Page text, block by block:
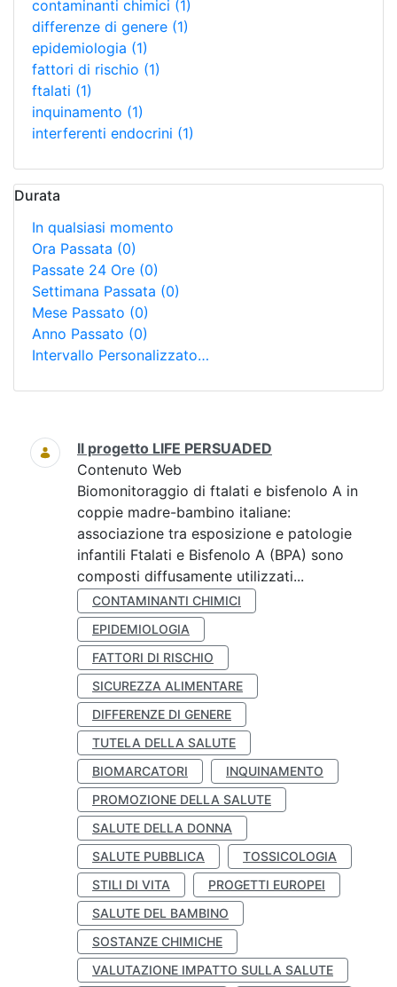
contaminanti chimici (1)
differenze di genere (1)
epidemiologia (1)
fattori di rischio (1)
ftalati (1)
inquinamento (1)
interferenti endocrini (1)
Durata
In qualsiasi momento
Ora Passata (0)
Passate 24 Ore (0)
Settimana Passata (0)
Mese Passato (0)
Anno Passato (0)
Intervallo Personalizzato…
Ricerca
Il progetto LIFE PERSUADED
Contenuto Web
Biomonitoraggio di ftalati e bisfenolo A in
coppie madre-bambino italiane:
associazione tra esposizione e patologie
infantili Ftalati e Bisfenolo A (BPA) sono
composti diffusamente utilizzati...
CONTAMINANTI CHIMICI
EPIDEMIOLOGIA
FATTORI DI RISCHIO
SICUREZZA ALIMENTARE
DIFFERENZE DI GENERE
TUTELA DELLA SALUTE
BIOMARCATORI
INQUINAMENTO
PROMOZIONE DELLA SALUTE
SALUTE DELLA DONNA
SALUTE PUBBLICA
TOSSICOLOGIA
STILI DI VITA
PROGETTI EUROPEI
SALUTE DEL BAMBINO
SOSTANZE CHIMICHE
VALUTAZIONE IMPATTO SULLA SALUTE